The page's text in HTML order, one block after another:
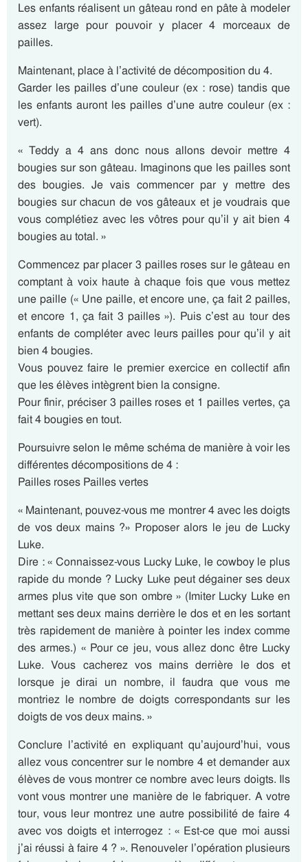
Les enfants réalisent un gâteau rond en pâte à modeler
assez large pour pouvoir y placer 4 morceaux de
pailles.
Maintenant, place à l’activité de décomposition du 4.
Garder les pailles d’une couleur (ex : rose) tandis que
les enfants auront les pailles d’une autre couleur (ex :
vert).
« Teddy a 4 ans donc nous allons devoir mettre 4
bougies sur son gâteau. Imaginons que les pailles sont
des bougies. Je vais commencer par y mettre des
bougies sur chacun de vos gâteaux et je voudrais que
vous complétiez avec les vôtres pour qu’il y ait bien 4
bougies au total. »
Commencez par placer 3 pailles roses sur le gâteau en
comptant à voix haute à chaque fois que vous mettez
une paille (« Une paille, et encore une, ça fait 2 pailles,
et encore 1, ça fait 3 pailles »). Puis c’est au tour des
enfants de compléter avec leurs pailles pour qu’il y ait
bien 4 bougies.
Vous pouvez faire le premier exercice en collectif afin
que les élèves intègrent bien la consigne.
Pour finir, préciser 3 pailles roses et 1 pailles vertes, ça
fait 4 bougies en tout.
Poursuivre selon le même schéma de manière à voir les
différentes décompositions de 4 :
Pailles roses Pailles vertes
« Maintenant, pouvez-vous me montrer 4 avec les doigts
de vos deux mains ?» Proposer alors le jeu de Lucky
Luke.
Dire : « Connaissez-vous Lucky Luke, le cowboy le plus
rapide du monde ? Lucky Luke peut dégainer ses deux
armes plus vite que son ombre » (Imiter Lucky Luke en
mettant ses deux mains derrière le dos et en les sortant
très rapidement de manière à pointer les index comme
des armes.) « Pour ce jeu, vous allez donc être Lucky
Luke. Vous cacherez vos mains derrière le dos et
lorsque je dirai un nombre, il faudra que vous me
montriez le nombre de doigts correspondants sur les
doigts de vos deux mains. »
Conclure l’activité en expliquant qu’aujourd’hui, vous
allez vous concentrer sur le nombre 4 et demander aux
élèves de vous montrer ce nombre avec leurs doigts. Ils
vont vous montrer une manière de le fabriquer. A votre
tour, vous leur montrez une autre possibilité de faire 4
avec vos doigts et interrogez : « Est-ce que moi aussi
j’ai réussi à faire 4 ? ». Renouveler l’opération plusieurs